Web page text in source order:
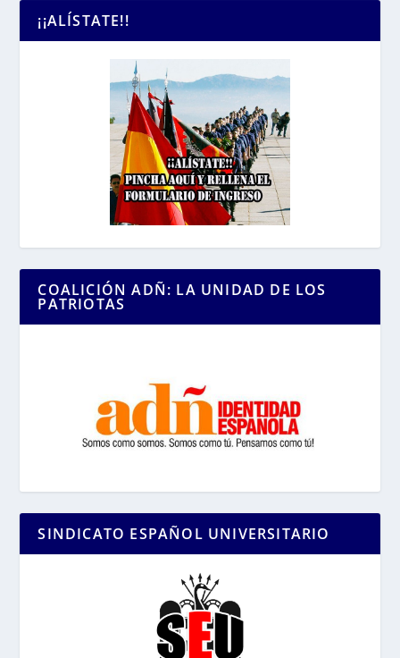
¡¡ALÍSTATE!!
COALICIÓN ADÑ: LA UNIDAD DE LOS
PATRIOTAS
SINDICATO ESPAÑOL UNIVERSITARIO